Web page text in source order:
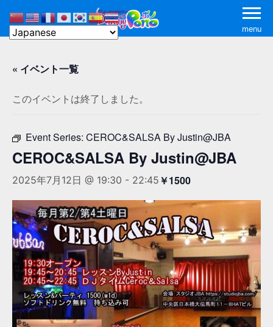
menu
« イベント一覧
このイベントは終了しました。
Event Series: CEROC&SALSA By Justin@JBA
CEROC&SALSA By Justin@JBA
2025年7月12日 @ 19:30 - 22:45 ￥1500